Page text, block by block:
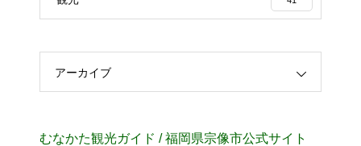
アーカイブ
むなかた観光ガイド / 福岡県宗像市公式サイト